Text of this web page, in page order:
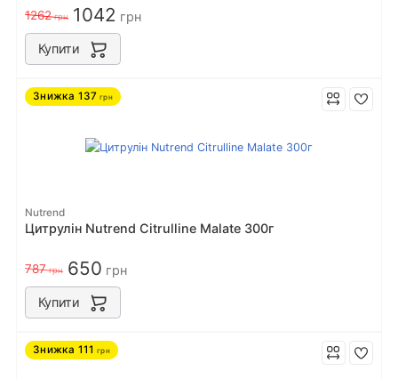
1262грн 1042 грн
Купити
Знижка 137 грн
Nutrend
Цитрулін Nutrend Citrulline Malate 300г
787грн 650 грн
Купити
Знижка 111 грн